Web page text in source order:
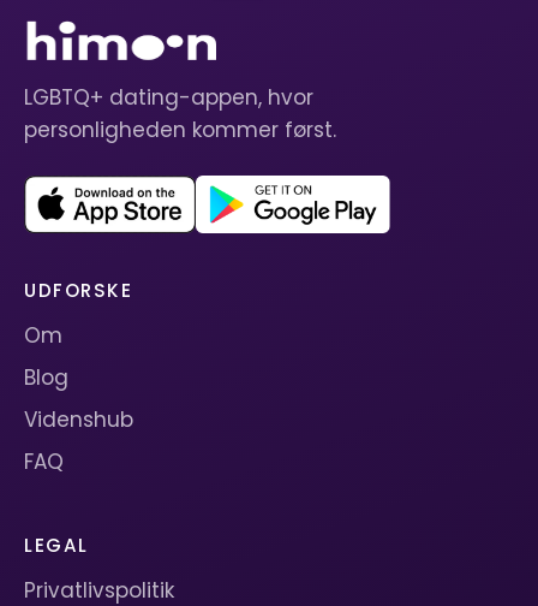
LGBTQ+ dating-appen, hvor
personligheden kommer først.
UDFORSKE
Om
Blog
Videnshub
FAQ
LEGAL
Privatlivspolitik